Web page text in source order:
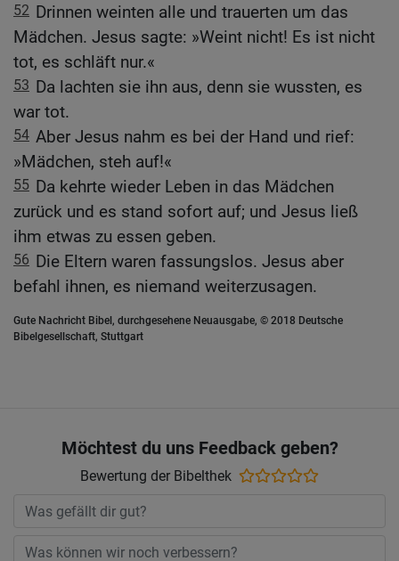
52 Drinnen weinten alle und trauerten um das
Mädchen. Jesus sagte: »Weint nicht! Es ist nicht
tot, es schläft nur.«
53 Da lachten sie ihn aus, denn sie wussten, es
war tot.
54 Aber Jesus nahm es bei der Hand und rief:
»Mädchen, steh auf!«
55 Da kehrte wieder Leben in das Mädchen
zurück und es stand sofort auf; und Jesus ließ
ihm etwas zu essen geben.
56 Die Eltern waren fassungslos. Jesus aber
befahl ihnen, es niemand weiterzusagen.
Gute Nachricht Bibel, durchgesehene Neuausgabe, © 2018 Deutsche
Bibelgesellschaft, Stuttgart
Möchtest du uns Feedback geben?
Bewertung der Bibelthek